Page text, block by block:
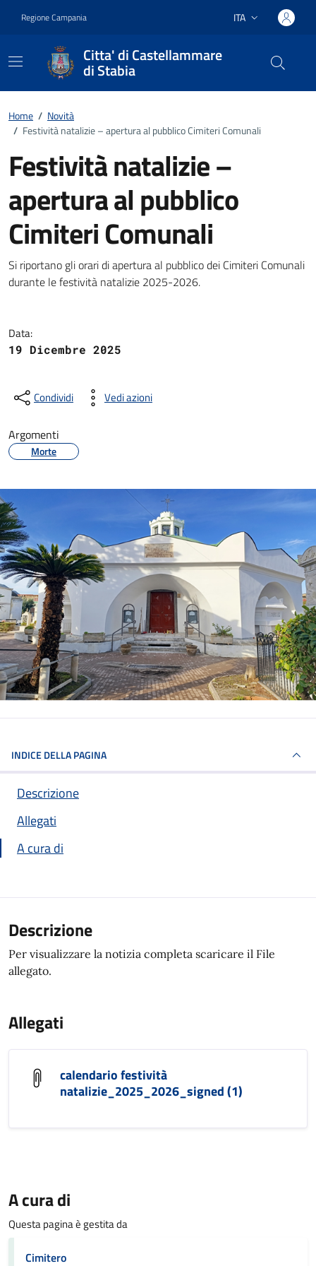
Regione Campania Lingua attiva:
ITA
Citta' di Castellammare
di Stabia
Home / Novità
/ Festività natalizie – apertura al pubblico Cimiteri Comunali
Festività natalizie –
apertura al pubblico
Cimiteri Comunali
Dettagli della notizia
Si riportano gli orari di apertura al pubblico dei Cimiteri Comunali
durante le festività natalizie 2025-2026.
Data:
19 Dicembre 2025
Condividi Vedi azioni
Argomenti
Morte
INDICE DELLA PAGINA
Descrizione
Allegati
A cura di
Descrizione
Per visualizzare la notizia completa scaricare il File
allegato.
Allegati
calendario festività
natalizie_2025_2026_signed (1)
A cura di
Questa pagina è gestita da
Cimitero